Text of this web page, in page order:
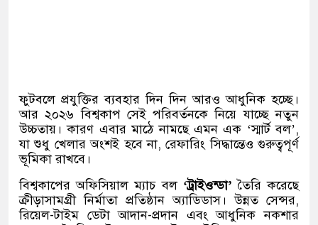
ফুটবলে প্রযুক্তির ব্যবহার দিন দিন আরও আধুনিক হচ্ছে।
আর ২০২৬ বিশ্বকাপ সেই পরিবর্তনকে নিয়ে যাচ্ছে নতুন
উচ্চতায়। কারণ এবার মাঠে নামছে এমন এক ‘স্মার্ট বল’,
যা শুধু খেলার অংশই হবে না, রেফারিং সিদ্ধান্তেও গুরুত্বপূর্ণ
ভূমিকা রাখবে।
বিশ্বকাপের অফিসিয়াল ম্যাচ বল ‘ট্রাইওন্ডা’ তৈরি করেছে
ক্রীড়াসামগ্রী নির্মাতা প্রতিষ্ঠান অ্যাডিডাস। উন্নত সেন্সর,
রিয়েল-টাইম ডেটা আদান-প্রদান এবং আধুনিক নকশার